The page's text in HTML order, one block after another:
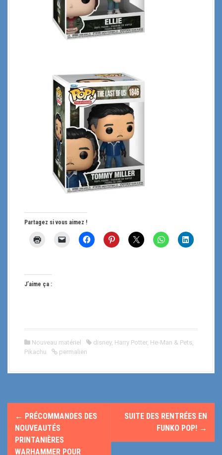
Partagez si vous aimez !
J’aime ça :
Nouveau matériel disney, Harry Potter, He-Man & Pets
Pikachu
permalien
N← PRÉCOMMANDES DES
NOUVEAUTÉS
PRINTANIÈRES
WARHAMMER POUR
SUITE DES RENTRÉES EN
FUNKO POP! →